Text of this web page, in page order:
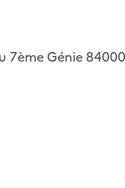
7ème Génie84000